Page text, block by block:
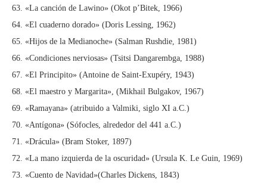
63. «La canción de Lawino» (Okot p’Bitek, 1966)
64. «El cuaderno dorado» (Doris Lessing, 1962)
65. «Hijos de la Medianoche» (Salman Rushdie, 1981)
66. «Condiciones nerviosas» (Tsitsi Dangarembga, 1988)
67. «El Principito» (Antoine de Saint-Exupéry, 1943)
68. «El maestro y Margarita», (Mikhail Bulgakov, 1967)
69. «Ramayana» (atribuido a Valmiki, siglo XI a.C.)
70. «Antígona» (Sófocles, alrededor del 441 a.C.)
71. «Drácula» (Bram Stoker, 1897)
72. «La mano izquierda de la oscuridad» (Ursula K. Le Guin, 1969)
73. «Cuento de Navidad»(Charles Dickens, 1843)